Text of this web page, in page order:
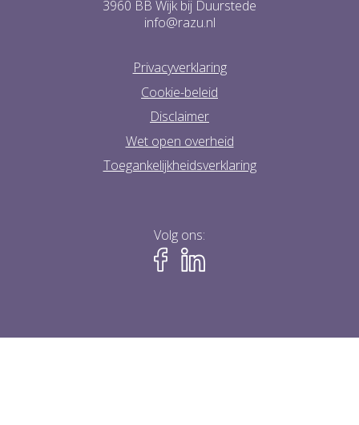
3960 BB Wijk bij Duurstede
info@razu.nl
Privacyverklaring
Cookie-beleid
Disclaimer
Wet open overheid
Toegankelijkheidsverklaring
Volg ons: